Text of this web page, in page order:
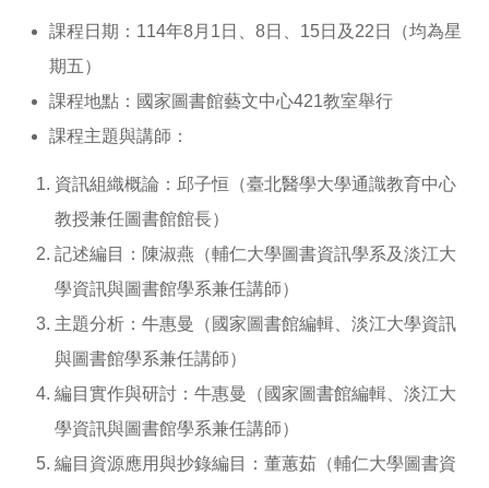
課程日期：114年8月1日、8日、15日及22日（均為星
期五）
課程地點：國家圖書館藝文中心421教室舉行
課程主題與講師：
資訊組織概論：邱子恒（臺北醫學大學通識教育中心
教授兼任圖書館館長）
記述編目：陳淑燕（輔仁大學圖書資訊學系及淡江大
學資訊與圖書館學系兼任講師）
主題分析：牛惠曼（國家圖書館編輯、淡江大學資訊
與圖書館學系兼任講師）
編目實作與研討：牛惠曼（國家圖書館編輯、淡江大
學資訊與圖書館學系兼任講師）
編目資源應用與抄錄編目：董蕙茹（輔仁大學圖書資